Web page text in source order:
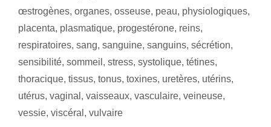
œstrogènes, organes, osseuse, peau, physiologiques,
placenta, plasmatique, progestérone, reins,
respiratoires, sang, sanguine, sanguins, sécrétion,
sensibilité, sommeil , stress, systolique, tétines,
thoracique, tissus, tonus, toxines, uretères, utérins,
utérus, vaginal , vaisseaux, vasculaire, veineuse,
vessie, viscéral , vulvaire